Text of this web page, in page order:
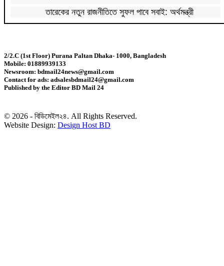
তারেকের নতুন রাজনীতিতে সুফল পাবে সবাই: অর্থমন্ত্রী
এক সপ্তাহে ডিমের দাম দেড়গুণ, ডজন ১৮০ টাকা
১০ বছরের জ্বালানি পরিকল্পনা সংসদে তুলে ধরবে সরকার :
সালমান শাহ হত্যা মামলায় ডন গ্রেফতার
2/2.C (1st Floor) Purana Paltan Dhaka- 1000, Bangladesh
Mobile: 01889939133
Newsroom: bdmail24news@gmail.com
Contact for ads: adsalesbdmail24@gmail.com
Published by the Editor BD Mail 24
© 2026 - বিডিমেইল২৪. All Rights Reserved.
Website Design: Design Host BD